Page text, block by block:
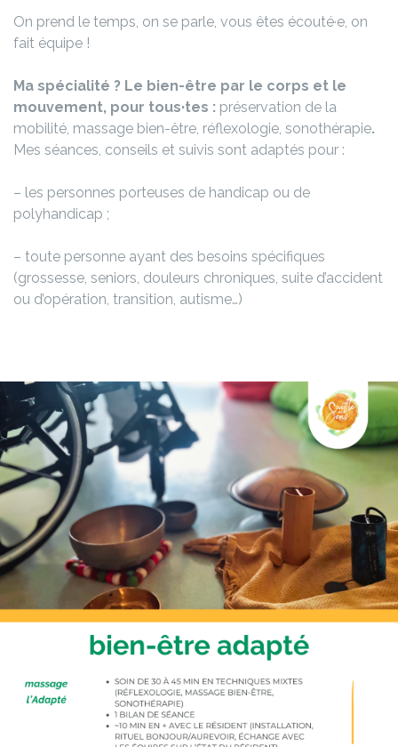
On prend le temps, on se parle, vous êtes écouté·e, on
fait équipe !
Ma spécialité ? Le bien-être par le corps et le
mouvement, pour tous·tes : préservation de la
mobilité, massage bien-être, réflexologie, sonothérapie.
Mes séances, conseils et suivis sont adaptés pour :
– les personnes porteuses de handicap ou de
polyhandicap ;
– toute personne ayant des besoins spécifiques
(grossesse, seniors, douleurs chroniques, suite d’accident
ou d’opération, transition, autisme…)